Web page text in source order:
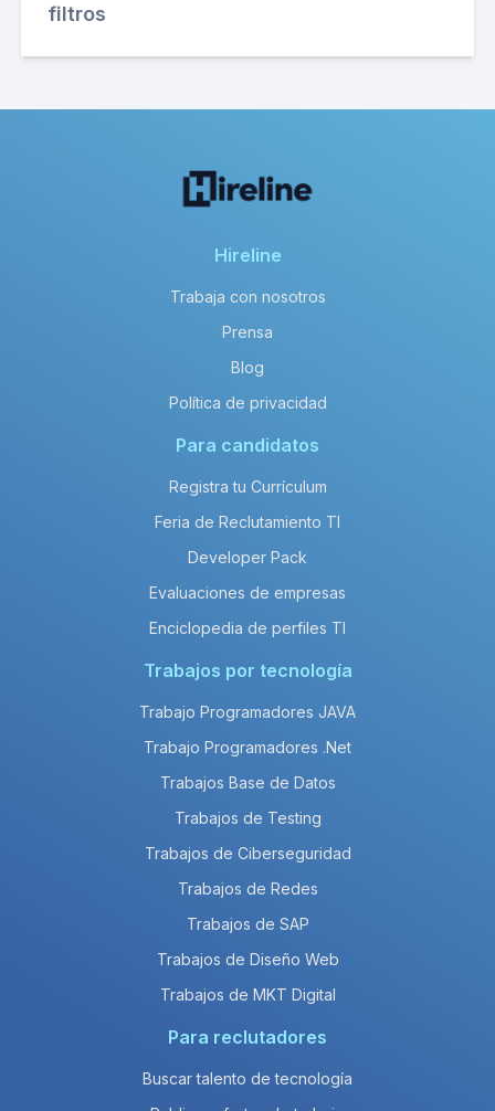
filtros
Hireline
Trabaja con nosotros
Prensa
Blog
Política de privacidad
Para candidatos
Registra tu Currículum
Feria de Reclutamiento TI
Developer Pack
Evaluaciones de empresas
Enciclopedia de perfiles TI
Trabajos por tecnología
Trabajo Programadores JAVA
Trabajo Programadores .Net
Trabajos Base de Datos
Trabajos de Testing
Trabajos de Ciberseguridad
Trabajos de Redes
Trabajos de SAP
Trabajos de Diseño Web
Trabajos de MKT Digital
Para reclutadores
Buscar talento de tecnología